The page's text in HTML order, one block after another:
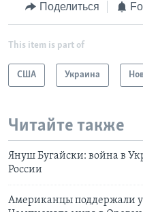
Поделиться
This item is part of
США Украина
Читайте также
Януш Бугайски: война в
России
Американцы поддержали